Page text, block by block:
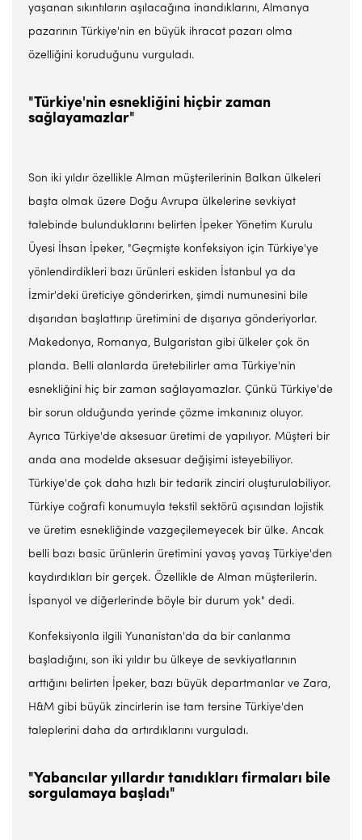
yaşanan sıkıntıların aşılacağına inandıklarını, Almanya
pazarının Türkiye'nin en büyük ihracat pazarı olma
özelliğini koruduğunu vurguladı.
"Türkiye'nin esnekliğini hiçbir zaman
sağlayamazlar"
Son iki yıldır özellikle Alman müşterilerinin Balkan ülkeleri
başta olmak üzere Doğu Avrupa ülkelerine sevkiyat
talebinde bulunduklarını belirten İpeker Yönetim Kurulu
Üyesi İhsan İpeker, "Geçmişte konfeksiyon için Türkiye'ye
yönlendirdikleri bazı ürünleri eskiden İstanbul ya da
İzmir'deki üreticiye gönderirken, şimdi numunesini bile
dışarıdan başlattırıp üretimini de dışarıya gönderiyorlar.
Makedonya, Romanya, Bulgaristan gibi ülkeler çok ön
planda. Belli alanlarda üretebilirler ama Türkiye'nin
esnekliğini hiç bir zaman sağlayamazlar. Çünkü Türkiye'de
bir sorun olduğunda yerinde çözme imkanınız oluyor.
Ayrıca Türkiye'de aksesuar üretimi de yapılıyor. Müşteri bir
anda ana modelde aksesuar değişimi isteyebiliyor.
Türkiye'de çok daha hızlı bir tedarik zinciri oluşturulabiliyor.
Türkiye coğrafi konumuyla tekstil sektörü açısından lojistik
ve üretim esnekliğinde vazgeçilemeyecek bir ülke. Ancak
belli bazı basic ürünlerin üretimini yavaş yavaş Türkiye'den
kaydırdıkları bir gerçek. Özellikle de Alman müşterilerin.
İspanyol ve diğerlerinde böyle bir durum yok" dedi.
Konfeksiyonla ilgili Yunanistan'da da bir canlanma
başladığını, son iki yıldır bu ülkeye de sevkiyatlarının
arttığını belirten İpeker, bazı büyük departmanlar ve Zara,
H&M gibi büyük zincirlerin ise tam tersine Türkiye'den
taleplerini daha da artırdıklarını vurguladı.
"Yabancılar yıllardır tanıdıkları firmaları bile
sorgulamaya başladı"